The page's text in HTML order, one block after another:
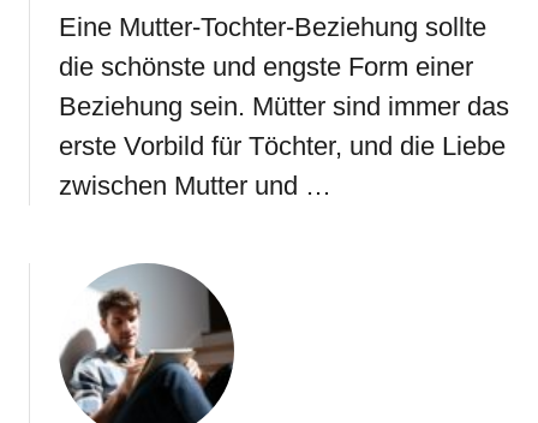
Eine Mutter-Tochter-Beziehung sollte
die schönste und engste Form einer
Beziehung sein. Mütter sind immer das
erste Vorbild für Töchter, und die Liebe
zwischen Mutter und …